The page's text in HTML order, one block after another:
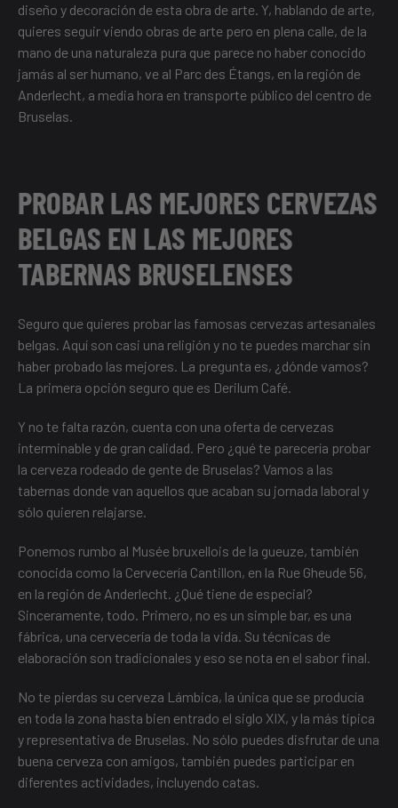
diseño y decoración de esta obra de arte. Y, hablando de arte,
quieres seguir viendo obras de arte pero en plena calle, de la
mano de una naturaleza pura que parece no haber conocido
jamás al ser humano, ve al Parc des Étangs, en la región de
Anderlecht, a media hora en transporte público del centro de
Bruselas.
PROBAR LAS MEJORES CERVEZAS
BELGAS EN LAS MEJORES
TABERNAS BRUSELENSES
Seguro que quieres probar las famosas cervezas artesanales
belgas. Aquí son casi una religión y no te puedes marchar sin
haber probado las mejores. La pregunta es, ¿dónde vamos?
La primera opción seguro que es Derilum Café.
Y no te falta razón, cuenta con una oferta de cervezas
interminable y de gran calidad. Pero ¿qué te parecería probar
la cerveza rodeado de gente de Bruselas? Vamos a las
tabernas donde van aquellos que acaban su jornada laboral y
sólo quieren relajarse.
Ponemos rumbo al Musée bruxellois de la gueuze, también
conocida como la Cervecería Cantillon, en la Rue Gheude 56,
en la región de Anderlecht. ¿Qué tiene de especial?
Sinceramente, todo. Primero, no es un simple bar, es una
fábrica, una cervecería de toda la vida. Su técnicas de
elaboración son tradicionales y eso se nota en el sabor final.
No te pierdas su cerveza Lámbica, la única que se producía
en toda la zona hasta bien entrado el siglo XIX, y la más típica
y representativa de Bruselas. No sólo puedes disfrutar de una
buena cerveza con amigos, también puedes participar en
diferentes actividades, incluyendo catas.